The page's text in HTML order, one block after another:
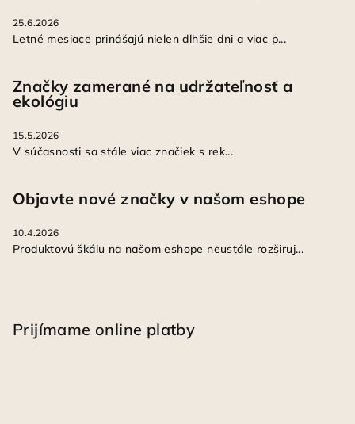
25.6.2026
Letné mesiace prinášajú nielen dlhšie dni a viac p...
Značky zamerané na udržateľnosť a
ekológiu
15.5.2026
V súčasnosti sa stále viac značiek s rek...
Objavte nové značky v našom eshope
10.4.2026
Produktovú škálu na našom eshope neustále rozširuj...
Prijímame online platby